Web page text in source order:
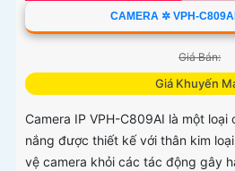
CAMERA ✲ VPH-
Giá Bán:
Giá Khuyến
Camera IP VPH-C809AI là một
nắng được thiết kế với thân kim
vệ camera khỏi các tác động gây